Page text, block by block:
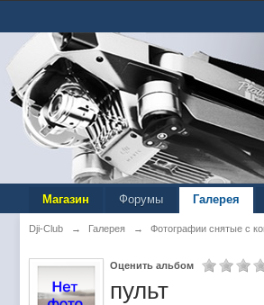
Магазин Форумы Галерея
Dji-Club → Галерея → Фотографии снятые с
Оценить альбом
пульт